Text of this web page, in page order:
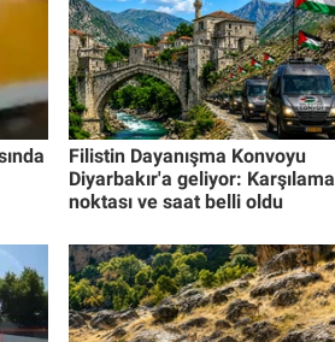
Filistin Dayanışma Konvoyu
Diyarbakır'a geliyor: Karşılama
noktası ve saat belli oldu